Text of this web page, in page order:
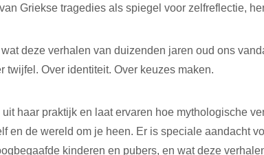
Griekse tragedies als spiegel voor zelfreflectie,
deze verhalen van duizenden jaren oud ons
twijfel. Over identiteit. Over keuzes maken.
haar praktijk en laat ervaren hoe mythologische
en de wereld om je heen. Er is speciale aandacht
kinderen en pubers, en wat deze